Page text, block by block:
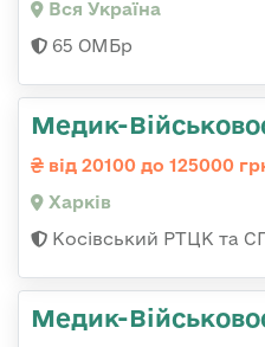
Вся Україна
65 ОМБр
Медик-
від 20100 до 125000
Харків
Косівський РТЦК та
Медик-